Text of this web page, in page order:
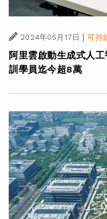
2024年05月17日 | 可持
阿里雲啟動生成式人
訓學員迄今超8萬